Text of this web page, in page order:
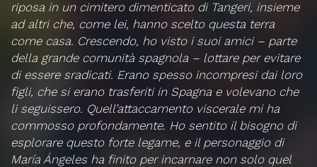
riposa in un cimitero dimenticato di Tangeri, insieme
ad altri che, come lei, hanno scelto questa terra
come casa. Crescendo, ho visto i suoi amici – parte
della grande comunità spagnola – lottare per evitare
di essere sradicati. Erano spesso incompresi dai loro
figli, che si erano trasferiti in Spagna e volevano che
li seguissero. Quell’attaccamento viscerale mi ha
commosso profondamente. Ho sentito il bisogno di
esplorare questo forte legame, e il personaggio di
María Ángeles ha finito per incarnare non solo quel